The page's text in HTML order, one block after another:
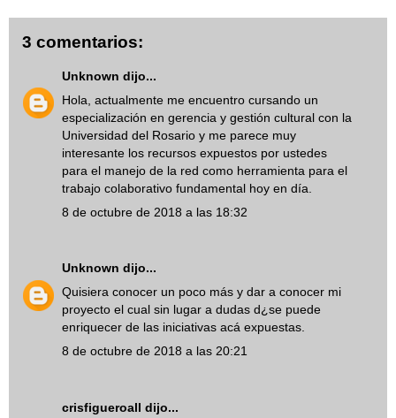
3 comentarios:
Unknown dijo...
Hola, actualmente me encuentro cursando un
especialización en gerencia y gestión cultural con la
Universidad del Rosario y me parece muy
interesante los recursos expuestos por ustedes
para el manejo de la red como herramienta para el
trabajo colaborativo fundamental hoy en día.
8 de octubre de 2018 a las 18:32
Unknown dijo...
Quisiera conocer un poco más y dar a conocer mi
proyecto el cual sin lugar a dudas d¿se puede
enriquecer de las iniciativas acá expuestas.
8 de octubre de 2018 a las 20:21
crisfigueroall dijo...